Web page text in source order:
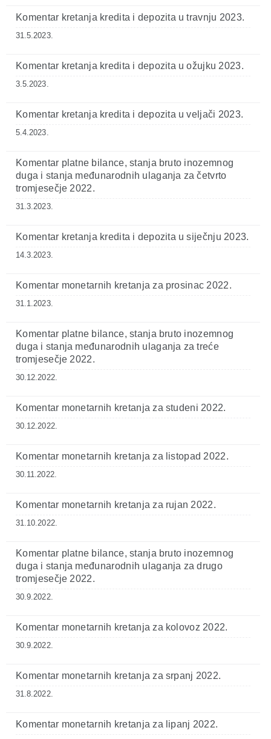
Komentar kretanja kredita i depozita u travnju 2023.
31.5.2023.
Komentar kretanja kredita i depozita u ožujku 2023.
3.5.2023.
Komentar kretanja kredita i depozita u veljači 2023.
5.4.2023.
Komentar platne bilance, stanja bruto inozemnog
duga i stanja međunarodnih ulaganja za četvrto
tromjesečje 2022.
31.3.2023.
Komentar kretanja kredita i depozita u siječnju 2023.
14.3.2023.
Komentar monetarnih kretanja za prosinac 2022.
31.1.2023.
Komentar platne bilance, stanja bruto inozemnog
duga i stanja međunarodnih ulaganja za treće
tromjesečje 2022.
30.12.2022.
Komentar monetarnih kretanja za studeni 2022.
30.12.2022.
Komentar monetarnih kretanja za listopad 2022.
30.11.2022.
Komentar monetarnih kretanja za rujan 2022.
31.10.2022.
Komentar platne bilance, stanja bruto inozemnog
duga i stanja međunarodnih ulaganja za drugo
tromjesečje 2022.
30.9.2022.
Komentar monetarnih kretanja za kolovoz 2022.
30.9.2022.
Komentar monetarnih kretanja za srpanj 2022.
31.8.2022.
Komentar monetarnih kretanja za lipanj 2022.